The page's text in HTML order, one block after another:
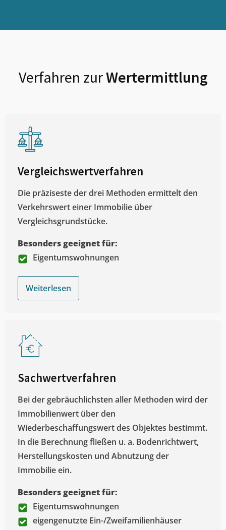
Verfahren zurWertermittlung
Vergleichswertverfahren
Die präziseste der drei Methoden ermittelt den
Verkehrswert einer Immobilie über
Vergleichsgrundstücke.
Besonders geeignet für:
Eigentumswohnungen
Weiterlesen
Sachwertverfahren
Bei der gebräuchlichsten aller Methoden wird der
Immobilienwert über den
Wiederbeschaffungswert des Objektes bestimmt.
In die Berechnung fließen u. a. Bodenrichtwert,
Herstellungskosten und Abnutzung der
Immobilie ein.
Besonders geeignet für:
Eigentumswohnungen
eigengenutzte Ein-/Zweifamilienhäuser